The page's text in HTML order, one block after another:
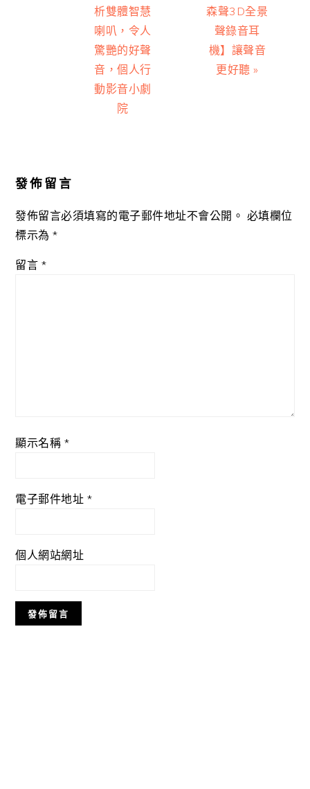
析雙體智慧
喇叭，令人
驚艷的好聲
音，個人行
動影音小劇
院
森聲3D全景
聲錄音耳
機】讓聲音
更好聽 »
發佈留言
發佈留言必須填寫的電子郵件地址不會公開。 必填欄位
標示為*
留言 *
顯示名稱 *
電子郵件地址 *
個人網站網址